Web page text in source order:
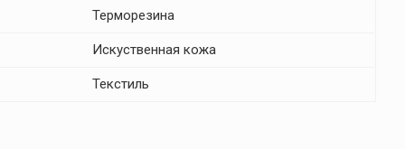
Терморезина
Искуственная кожа
Текстиль